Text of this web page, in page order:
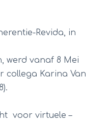
Revida, in
werd vanaf 8 Mei
collega Karina Van
voor virtuele –